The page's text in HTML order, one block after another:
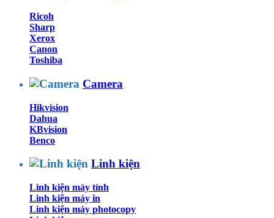
Ricoh
Sharp
Xerox
Canon
Toshiba
Camera
Hikvision
Dahua
KBvision
Benco
Linh kiện
Linh kiện máy tính
Linh kiện máy in
Linh kiện máy photocopy